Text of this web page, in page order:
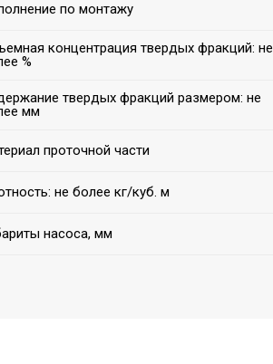
по монтажу
концентрация твердых фракций: не
%
твердых фракций размером: не
мм
проточной части
не более кг/куб. м
насоса, мм